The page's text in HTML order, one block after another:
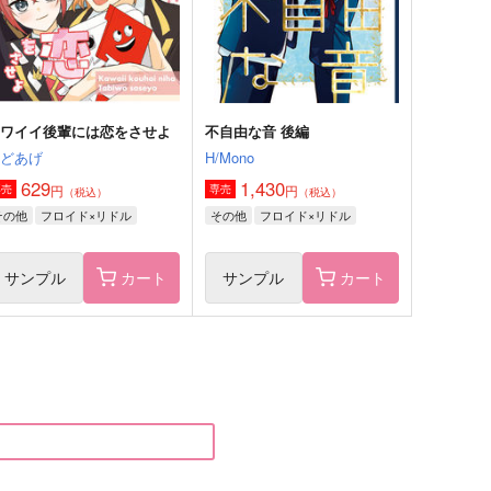
サンプル 作品詳細 サンプル 作品詳細
怪異録 五
余煙
イイ後輩には恋をさせよ
あげ
629円 （税込）
の他 フロイド×リドル
サンプル カート
不自由な音 後編
H/Mono
専売 1,430円 （税込）
その他 フロイド×リドル
サンプル カート